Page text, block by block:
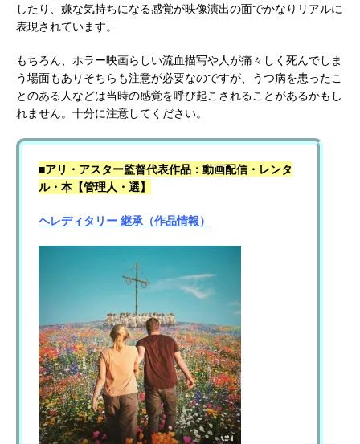
したり、嫌な気持ちになる感覚が映像演出の面でかなりリアルに
表現されています。
もちろん、ホラー映画らしい流血描写や人が痛々しく死んでしま
う場面もありそちらも注意が必要なのですが、うつ病を患ったこ
とのある人などは当時の感覚を呼び起こされることがあるかもし
れません。十分に注意してください。
■アリ・アスター監督代表作品：動画配信・レンタ
ル・本【管理人・選】
ヘレディタリー 継承（作品情報）